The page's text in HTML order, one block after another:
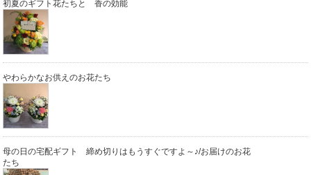
初夏のギフト花たちと 香の効能
やわらかなお供えのお花たち
母の日の宅配ギフト 締め切りはもうすぐですよ～♪/お届けのお花
たち